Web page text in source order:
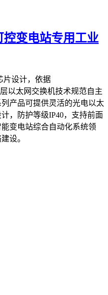
控变电站专用工业
片设计，依据
以太网交换机技术规范自主
产品可提供灵活的光电以太
，防护等级IP40，支持前面
变电站综合自动化系统领
设。